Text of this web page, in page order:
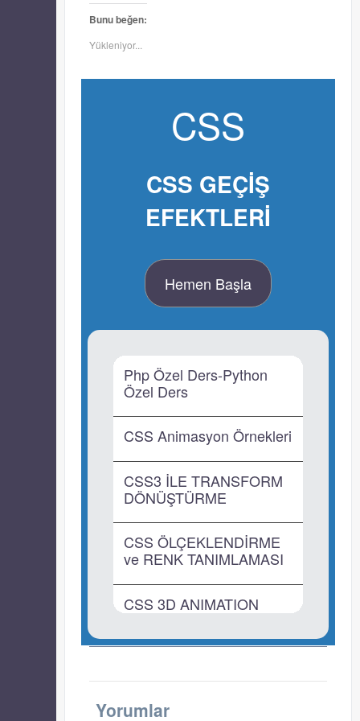
açılır)
Bunu beğen:
Yükleniyor...
CSS
CSS GEÇİŞ
EFEKTLERİ
Hemen Başla
Php Özel Ders-Python
Özel Ders
CSS Animasyon Örnekleri
CSS3 İLE TRANSFORM
DÖNÜŞTÜRME
CSS ÖLÇEKLENDİRME
ve RENK TANIMLAMASI
CSS 3D ANIMATION
(Animasyon) Uygulaması
CSS GEÇİŞ EFEKTLERİ
Yorumlar